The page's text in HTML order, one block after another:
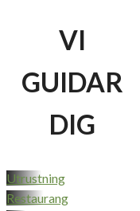
VI
GUIDAR
DIG
Utrustning
Restaurang